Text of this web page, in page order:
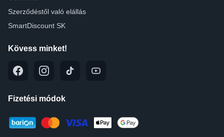
Szerződéstől való elállás
SmartDiscount SK
Kövess minket!
Fizetési módok